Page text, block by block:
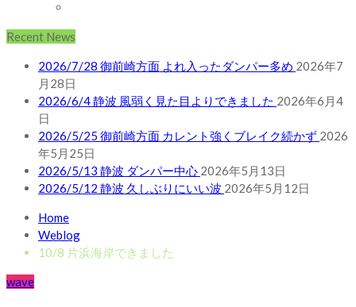
Recent News
2026/7/28 御前崎方面 よれ入ったダンパー多め 2026年7
月28日
2026/6/4 静波 風弱く見た目よりできました 2026年6月4
日
2026/5/25 御前崎方面 カレント強くブレイク続かず 2026
年5月25日
2026/5/13 静波 ダンパー中心 2026年5月13日
2026/5/12 静波 久しぶりにいい波 2026年5月12日
Home
Weblog
10/8 片浜海岸できました
wave